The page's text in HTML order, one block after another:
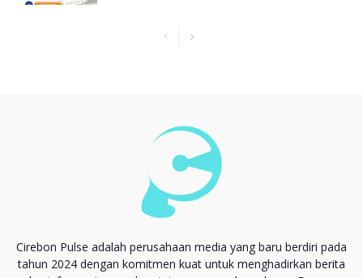
Cirebon Pulse adalah perusahaan media yang baru berdiri pada
tahun 2024 dengan komitmen kuat untuk menghadirkan berita